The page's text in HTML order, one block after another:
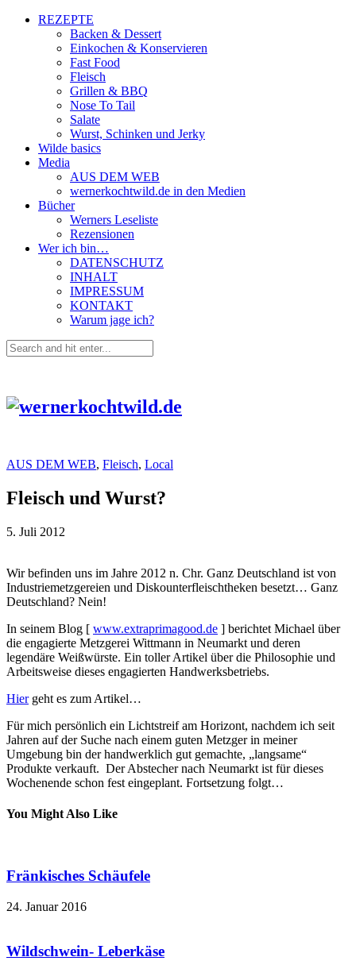
REZEPTE
Backen & Dessert
Einkochen & Konservieren
Fast Food
Fleisch
Grillen & BBQ
Nose To Tail
Salate
Wurst, Schinken und Jerky
Wilde basics
Media
AUS DEM WEB
wernerkochtwild.de in den Medien
Bücher
Werners Leseliste
Rezensionen
Wer ich bin…
DATENSCHUTZ
INHALT
IMPRESSUM
KONTAKT
Warum jage ich?
AUS DEM WEB, Fleisch, Local
Fleisch und Wurst?
5. Juli 2012
Wir befinden uns im Jahre 2012 n. Chr. Ganz Deutschland ist von
Industriemetzgereien und Diskounterfleischtheken besetzt… Ganz
Deutschland? Nein!
In seinem Blog [ www.extraprimagood.de ] berichtet Michael über
die engagierte Metzgerei Wittmann in Neumarkt und deren
legendäre Weißwürste. Ein toller Artikel über die Philosophie und
Arbeitsweise dieses engagierten Handwerksbetriebs.
Hiergeht es zum Artikel…
Für mich persönlich ein Lichtstreif am Horizont, nachdem ich seit
Jahren auf der Suche nach einem guten Metzger in meiner
Umgebung bin der handwerklich gut gemachte, „langsame“
Produkte verkauft. Der Abstecher nach Neumarkt ist für dieses
Wochenende schon fest eingeplant. Fortsetzung folgt…
You Might Also Like
Fränkisches Schäufele
24. Januar 2016
Wildschwein- Leberkäse